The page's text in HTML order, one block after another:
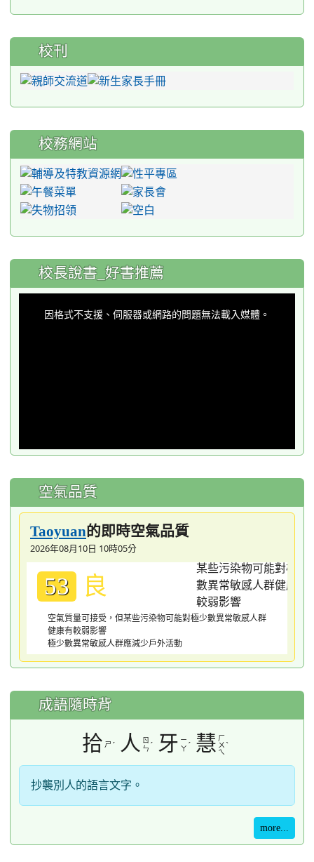
校刊
校務網站
:::
校長說書_好書推薦
因格式不支援、伺服器或網路的問題無法載入媒體。
空氣品質
Taoyuan的即時空氣品質
2026年08月10日 10時05分
53 良
空氣質量可接受，但某些污染物可能對極少數異常敏感人群
健康有較弱影響
極少數異常敏感人群應減少戶外活動
成語隨時背
拾 ㄕ ˊ 人
ㄖ
ㄣ ˊ 牙 ㄧ
ㄚ ˊ 慧 ㄏ
ㄨ
ㄟ
ˋ
抄襲別人的語言文字。
more...